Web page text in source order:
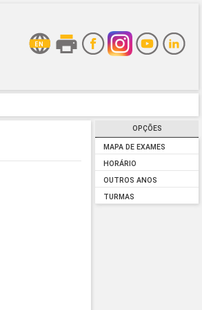
OPÇÕES
MAPA DE EXAMES
HORÁRIO
OUTROS ANOS
TURMAS